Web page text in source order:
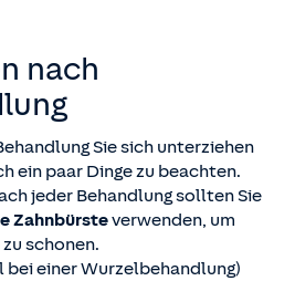
nach
Sie sich unterziehen
ein paar Dinge zu beachten.
jeder Behandlung sollten Sie
Zahnbürsteverwenden, um
schonen.
bei einer Wurzelbehandlung)